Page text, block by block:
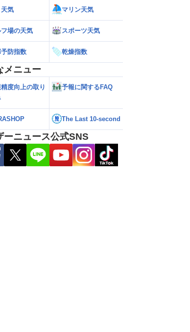
本太平洋
れ
【熊本八代で39℃観測】被災地・熊本へ
気 マリン天気
フ場の天気 スポーツ天気
予防指数 乾燥指数
メニュー
度向上の取り
予報に関するFAQ
The Last 10-second
ーニュース公式SNS